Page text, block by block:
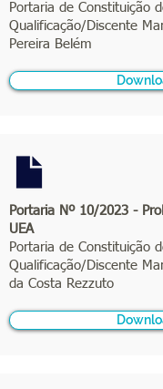
Portaria de Constituição
Qualificação/Discente
Pereira Belém
Portaria Nº 10/2023 -
UEA
Portaria de Constituição
Qualificação/Discente
da Costa Rezzuto